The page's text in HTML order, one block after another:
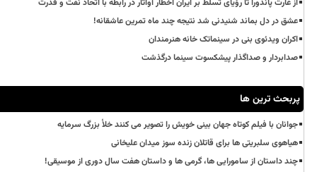
از غارت پاندورا تا رؤیای تسلط بر ایران اخطار آواتار در رابطه با اتحاد نفت و قدرت
عشق در دل بماند شنیدنی شد نتیجه چند ماه تمرین عاشقانه!
اکران ویدئوی بنی در سینماتک خانه هنرمندان
صدابردار و صداگذار پیشکسوت سینما درگذشت
پربحث ترین ها
جوانان با فیلم کوتاه جهان بینی خویش را تصویر می کنند خلأ بزرگ سرمایه
هیاهوی سلبریتی ها برای قاتلان زنده سوز میدان علیخانی
چند داستان از سامورایی ها، گرمی ها و داستان هفت سال دوری از موسیقی!